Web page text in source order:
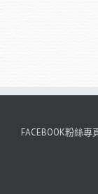
FACEBOOK粉絲專